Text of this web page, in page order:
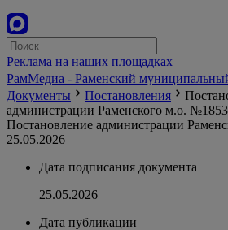
Реклама на наших площадках
РамМедиа - Раменский
Документы
Постановления
администрации Раменского м.о.
Постановление администрации
25.05.2026
Дата подписания документа
25.05.2026
Дата публикации